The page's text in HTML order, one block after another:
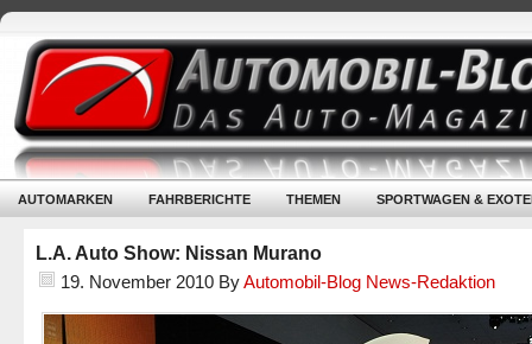
AUTOMARKEN FAHRBERICHTE THEMEN SPORTWAGEN &
L.A. Auto Show: Nissan Murano
19. November 2010 ByAutomobil-Blog News-Redaktion